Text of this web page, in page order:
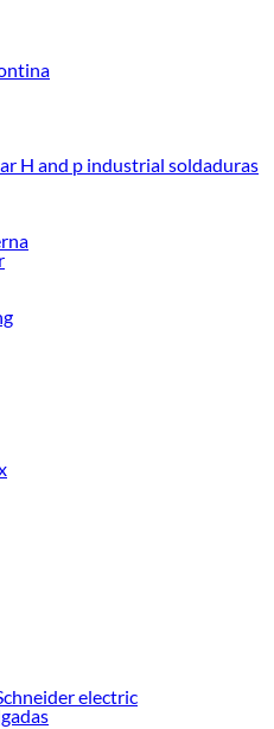
decoración, estamos aquí para hacer
todo lo que tenemos para ofrecerte en
de Muebles Cocina en Sodimac
calidad para tus proyectos y
todo lo que tenemos para
de Kits de Muebles Cocina en
tus proyectos de renovación y
H and p industrial soldaduras
electric